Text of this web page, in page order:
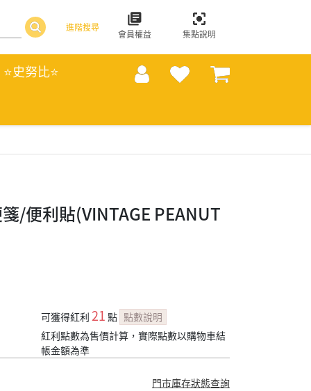
進階搜尋
會員權益 集點說明
⭐史努比⭐
/便利貼(VINTAGE PEANUT
可獲得紅利 21 點 點數說明
紅利點數為售價計算，實際點數以購物車結
帳金額為準
門市庫存狀態查詢